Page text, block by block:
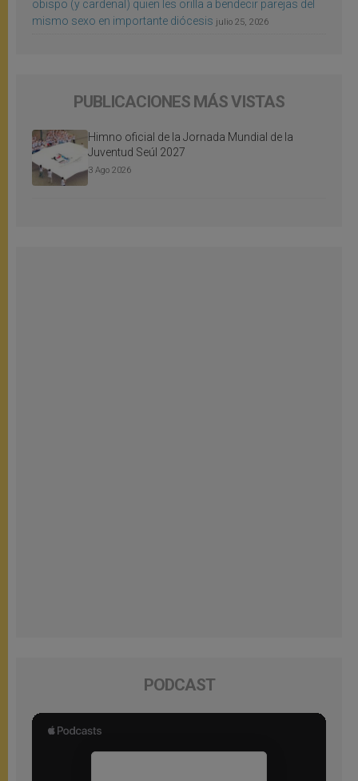
obispo (y cardenal) quien les orilla a bendecir parejas del
mismo sexo en importante diócesis julio 25, 2026
PUBLICACIONES MÁS VISTAS
Himno oficial de la Jornada Mundial de la
Juventud Seúl 2027
3 Ago 2026
PODCAST